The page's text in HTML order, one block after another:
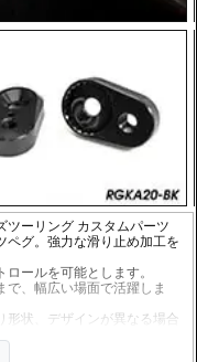
ツーリング カスタムパーツ
ペグ。強力な滑り止め加工を
ールを可能とします。
で、幅広い場面で活躍しま
状、デザインが異なる場合